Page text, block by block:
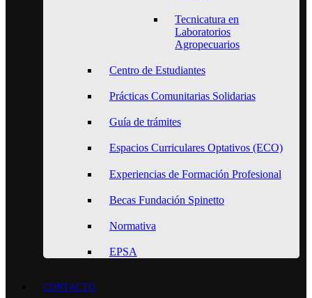
Tecnicatura en
Laboratorios
Agropecuarios
Centro de Estudiantes
Prácticas Comunitarias Solidarias
Guía de trámites
Espacios Curriculares Optativos (ECO)
Experiencias de Formación Profesional
Becas Fundación Spinetto
Normativa
EPSA
CONTACTO